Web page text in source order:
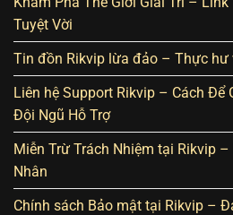
Tuyệt Vời
Tin đồn Rikvip lừa đảo – Thực hư
Liên hệ Support Rikvip – Cách Để
Đội Ngũ Hỗ Trợ
Miễn Trừ Trách Nhiệm tại Rikvip –
Nhân
Chính sách Bảo mật tại Rikvip –